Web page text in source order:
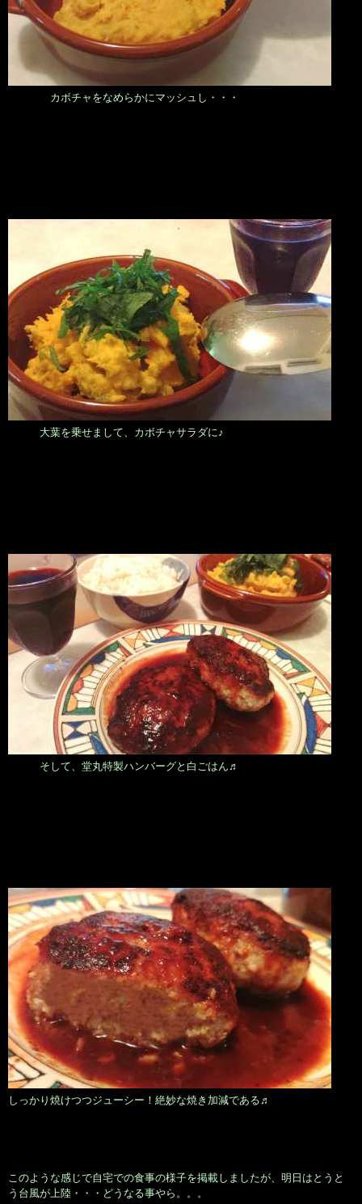
カボチャをなめらかにマッシュし・・・
大葉を乗せまして、カボチャサラダに♪
そして、堂丸特製ハンバーグと白ごはん♬
しっかり焼けつつジューシー！絶妙な焼き加減である♬
このような感じで自宅での食事の様子を掲載しましたが、明日はとうと
う台風が上陸・・・どうなる事やら。。。